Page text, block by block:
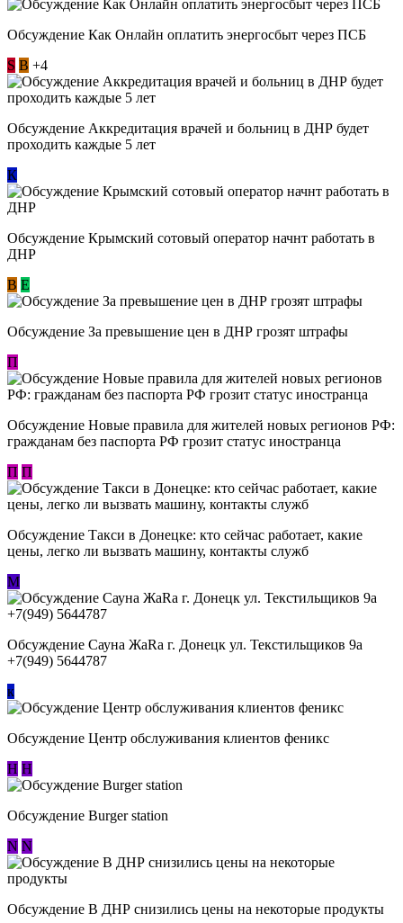
Обсуждение ​Как Онлайн оплатить энергосбыт через ПСБ
S В +4
Обсуждение Аккредитация врачей и больниц в ДНР будет
проходить каждые 5 лет
К
Обсуждение Крымский сотовый оператор начнт работать в
ДНР
В E
Обсуждение За превышение цен в ДНР грозят штрафы
П
Обсуждение Новые правила для жителей новых регионов РФ:
гражданам без паспорта РФ грозит статус иностранца
П П
Обсуждение ​Такси в Донецке: кто сейчас работает, какие
цены, легко ли вызвать машину, контакты служб
М
Обсуждение Сауна ЖаRa г. Донецк ул. Текстильщиков 9а
+7(949) 5644787
к
Обсуждение Центр обслуживания клиентов феникс
Н Н
Обсуждение Burger station
N N
Обсуждение В ДНР снизились цены на некоторые продукты